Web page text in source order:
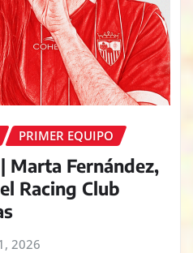
PRIMER EQUIPO
Marta Fernández,
Racing Club
2026